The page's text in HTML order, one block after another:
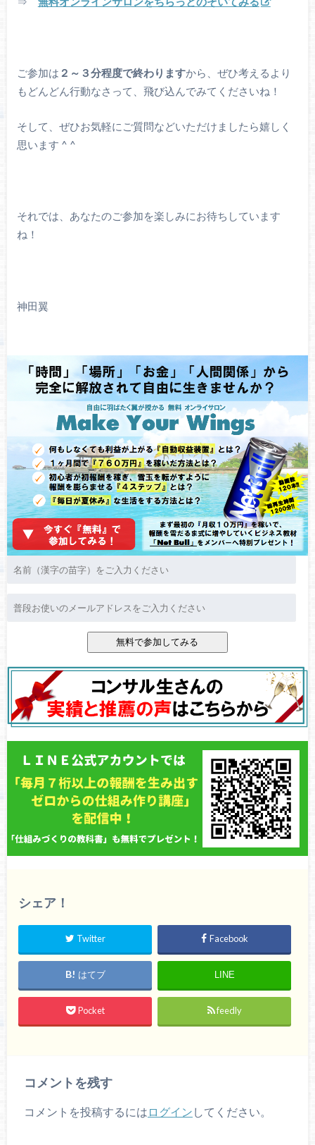
ご参加は ２～３分程度で終わりますから、ぜひ考えるより
もどんどん行動なさって、飛び込んでみてくださいね！
そして、ぜひお気軽にご質問などいただけましたら嬉しく
思います ^ ^
それでは、あなたのご参加を楽しみにお待ちしています
ね！
神田翼
シェア！
Twitter Facebook
はてブ LINE
Pocket feedly
コメントを残す
コメントを投稿するには ログイン してください。